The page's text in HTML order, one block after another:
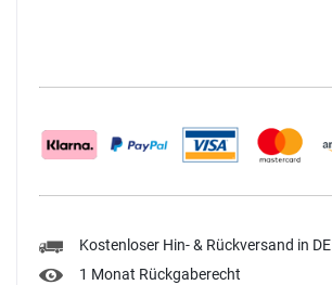
Kostenloser Hin- & Rückversand in DE
1 Monat Rückgaberecht